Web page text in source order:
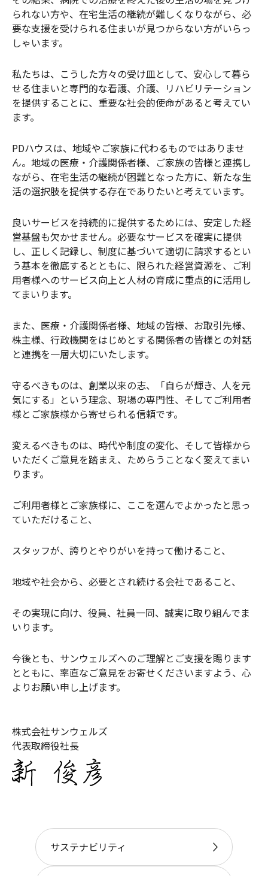
られない方や、在宅生活の継続が難しくなりながら、必
要な支援を受けられる住まいが見つからない方がいらっ
しゃいます。
私たちは、こうした方々の受け皿として、安心して暮ら
せる住まいと専門的な看護、介護、リハビリテーション
を提供することに、重要な社会的使命があると考えてい
ます。
PDハウスは、地域やご家族に代わるものではありませ
ん。地域の医療・介護関係者様、ご家族の皆様と連携し
ながら、在宅生活の継続が困難となった方に、新たな生
活の選択肢を提供する存在でありたいと考えています。
良いサービスを持続的に提供するためには、安定した経
営基盤も欠かせません。必要なサービスを確実に提供
し、正しく記録し、制度に基づいて適切に請求するとい
う基本を徹底するとともに、限られた経営資源を、ご利
用者様へのサービス向上と人材の育成に重点的に活用し
てまいります。
また、医療・介護関係者様、地域の皆様、お取引先様、
株主様、行政機関をはじめとする関係者の皆様との対話
と連携を一層大切にいたします。
守るべきものは、創業以来の志、「自らが輝き、人を元
気にする」という理念、現場の専門性、そしてご利用者
様とご家族様から寄せられる信頼です。
変えるべきものは、時代や制度の変化、そして皆様から
いただくご意見を踏まえ、ためらうことなく変えてまい
ります。
ご利用者様とご家族様に、ここを選んでよかったと思っ
ていただけること、
スタッフが、誇りとやりがいを持って働けること、
地域や社会から、必要とされ続ける会社であること、
その実現に向け、役員、社員一同、誠実に取り組んでま
いります。
今後とも、サンウェルズへのご理解とご支援を賜ります
とともに、率直なご意見をお寄せくださいますよう、心
よりお願い申し上げます。
株式会社サンウェルズ
代表取締役社長
サステナビリティ